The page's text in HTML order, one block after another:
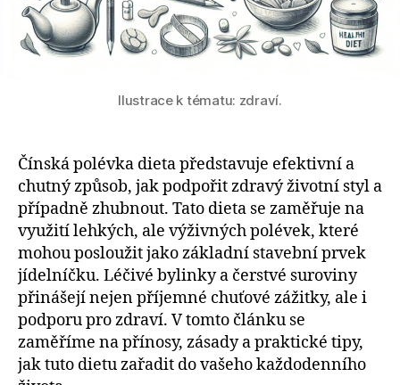
Ilustrace k tématu: zdraví.
Čínská polévka dieta představuje efektivní a
chutný způsob, jak podpořit zdravý životní styl a
případně zhubnout. Tato dieta se zaměřuje na
využití lehkých, ale výživných polévek, které
mohou posloužit jako základní stavební prvek
jídelníčku. Léčivé bylinky a čerstvé suroviny
přinášejí nejen příjemné chuťové zážitky, ale i
podporu pro zdraví. V tomto článku se
zaměříme na přínosy, zásady a praktické tipy,
jak tuto dietu zařadit do vašeho každodenního